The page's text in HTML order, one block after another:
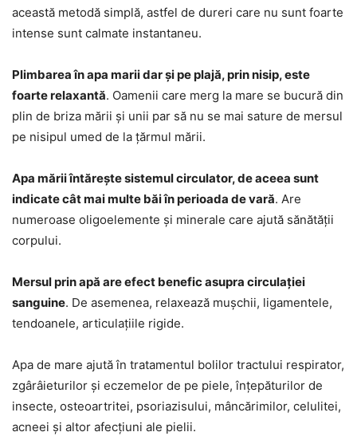
această metodă simplă, astfel de dureri care nu sunt foarte
intense sunt calmate instantaneu.
Plimbarea în apa marii dar și pe plajă, prin nisip, este
foarte relaxantă. Oamenii care merg la mare se bucură din
plin de briza mării și unii par să nu se mai sature de mersul
pe nisipul umed de la țărmul mării.
Apa mării întărește sistemul circulator, de aceea sunt
indicate cât mai multe băi în perioada de vară. Are
numeroase oligoelemente și minerale care ajută sănătății
corpului.
Mersul prin apă are efect benefic asupra circulației
sanguine. De asemenea, relaxează mușchii, ligamentele,
tendoanele, articulațiile rigide.
Apa de mare ajută în tratamentul bolilor tractului respirator,
zgârâieturilor și eczemelor de pe piele, înțepăturilor de
insecte, osteoartritei, psoriazisului, mâncărimilor, celulitei,
acneei și altor afecțiuni ale pielii.